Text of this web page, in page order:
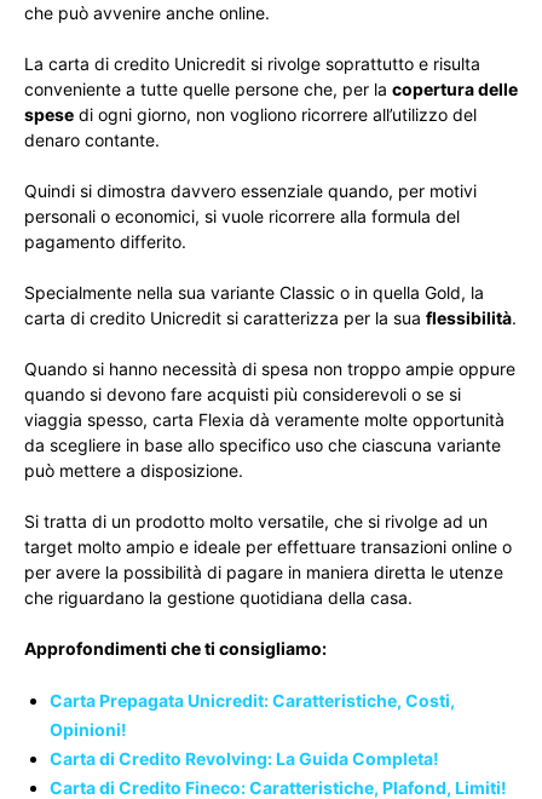
che può avvenire anche online.
La carta di credito Unicredit si rivolge soprattutto e risulta
conveniente a tutte quelle persone che, per la copertura delle
spese di ogni giorno, non vogliono ricorrere all’utilizzo del
denaro contante.
Quindi si dimostra davvero essenziale quando, per motivi
personali o economici, si vuole ricorrere alla formula del
pagamento differito.
Specialmente nella sua variante Classic o in quella Gold, la
carta di credito Unicredit si caratterizza per la sua flessibilità.
Quando si hanno necessità di spesa non troppo ampie oppure
quando si devono fare acquisti più considerevoli o se si
viaggia spesso, carta Flexia dà veramente molte opportunità
da scegliere in base allo specifico uso che ciascuna variante
può mettere a disposizione.
Si tratta di un prodotto molto versatile, che si rivolge ad un
target molto ampio e ideale per effettuare transazioni online o
per avere la possibilità di pagare in maniera diretta le utenze
che riguardano la gestione quotidiana della casa.
Approfondimenti che ti consigliamo:
Carta Prepagata Unicredit: Caratteristiche, Costi,
Opinioni!
Carta di Credito Revolving: La Guida Completa!
Carta di Credito Fineco: Caratteristiche, Plafond, Limiti!